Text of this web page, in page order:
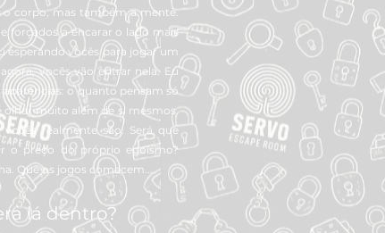
corpo, mas também a mente.
forçados a encarar o lado mais
esperando vocês para jogar um
vocês vão entrar nela. Eu
o quanto pensam só
olhar muito além de si mesmos.
realmente são. Será que
o preço do próprio egoísmo?
Que os jogos comecem...
lá dentro?